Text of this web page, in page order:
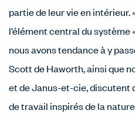
partie de leur vie en intérieur.
l’élément central du système
nous avons tendance à y
Scott de Haworth, ainsi que
et de Janus-et-cie, discutent
de travail inspirés de la